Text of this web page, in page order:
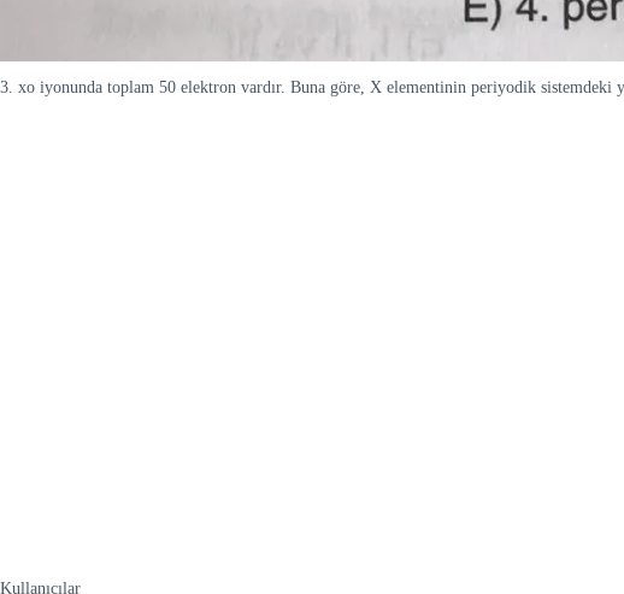
3. xo iyonunda toplam 50 elektron vardır. Buna göre, X elementinin periyodik
Kullanıcılar